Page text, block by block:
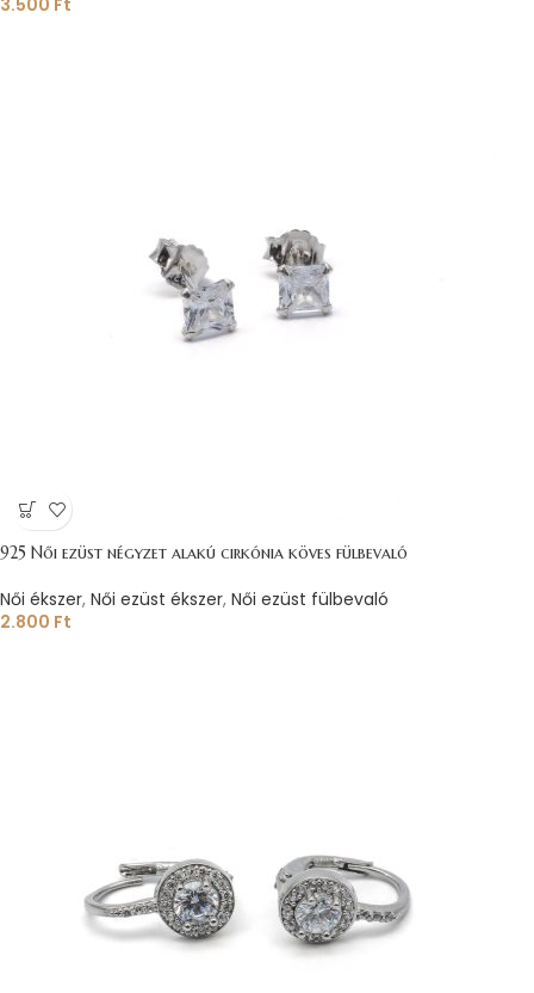
3.500 Ft
925 Női ezüst négyzet alakú cirkónia köves fülbevaló
Női ékszer, Női ezüst ékszer, Női ezüst fülbevaló
2.800 Ft